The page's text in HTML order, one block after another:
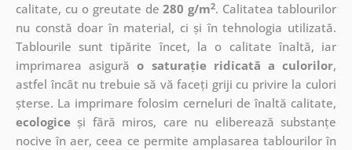
calitate, cu o greutate de280 g/m2. Calitatea tablourilor
nu constă doar în material, ci și în tehnologia utilizată.
Tablourile sunt tipărite încet, la o calitate înaltă, iar
imprimarea asigurăo saturație ridicată a culorilor,
astfel încât nu trebuie să vă faceți griji cu privire la culori
șterse. La imprimare folosim cerneluri de înaltă calitate,
ecologiceși fără miros, care nu eliberează substanțe
nocive în aer, ceea ce permite amplasarea tablourilor în